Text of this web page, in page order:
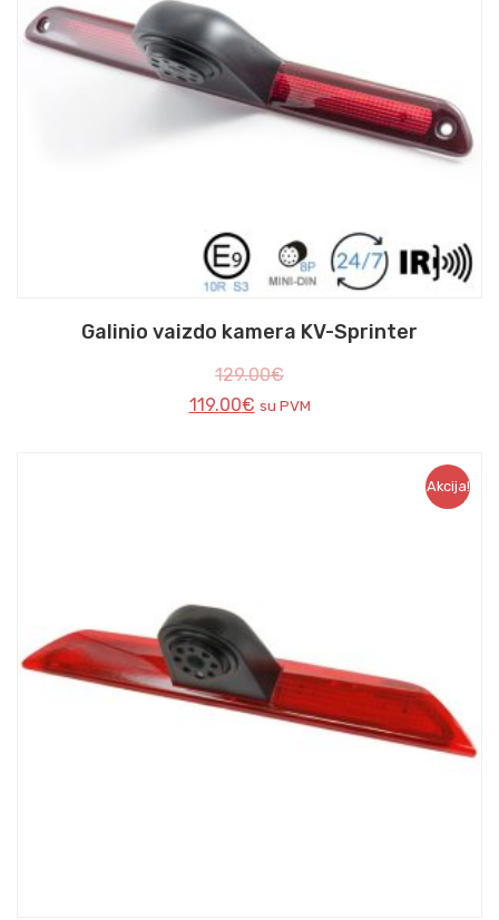
Galinio vaizdo kamera KV-Sprinter
129.00€
119.00€ su PVM
Akcija!